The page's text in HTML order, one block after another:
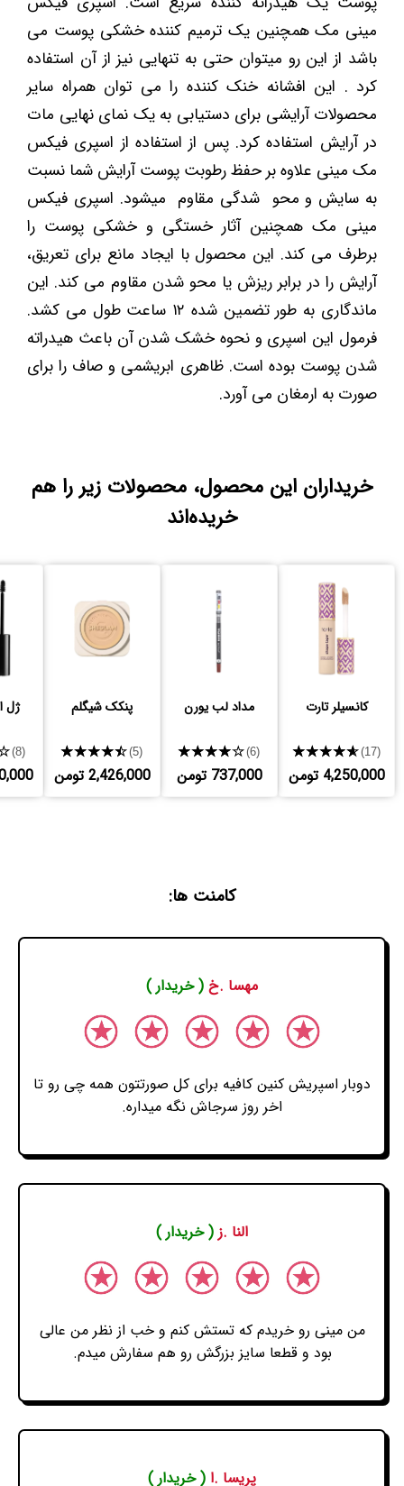
مینی مک همچنین یک ترمیم کننده خشکی پوست می
باشد از این رو میتوان حتی به تنهایی نیز از آن استفاده
کرد . این افشانه خنک کننده را می توان همراه سایر
محصولات آرایشی برای دستیابی به یک نمای نهایی مات
در آرایش استفاده کرد. پس از استفاده از اسپری فیکس
مک مینی علاوه بر حفظ رطوبت پوست آرایش شما نسبت
به سایش و محو شدگی مقاوم میشود. اسپری فیکس
مینی مک همچنین آثار خستگی و خشکی پوست را
برطرف می کند. این محصول با ایجاد مانع برای تعریق،
آرایش را در برابر ریزش یا محو شدن مقاوم می کند. این
ماندگاری به طور تضمین شده ۱۲ ساعت طول می کشد.
فرمول این اسپری و نحوه خشک شدن آن باعث هیدراته
شدن پوست بوده است. ظاهری ابریشمی و صاف را برای
صورت به ارمغان می آورد.
خریداران این محصول، محصولات زیر را هم
خریده‌اند
کانسیلر تارت
★★★★★(17)
4,250,000 تومن
مداد لب یورن
★★★★★(6)
737,000 تومن
پنکک شیگلم
★★★★★(5)
2,426,000 تومن
ژل
(8)
کامنت ها:
مهسا .خ ( خریدار )
دوبار اسپریش کنین کافیه برای کل صورتتون همه چی رو تا
اخر روز سرجاش نگه میداره.
النا .ز( خریدار )
من مینی رو خریدم که تستش کنم و خب از نظر من عالی
بود و قطعا سایز بزرگش رو هم سفارش میدم.
پریسا .ا ( خریدار )